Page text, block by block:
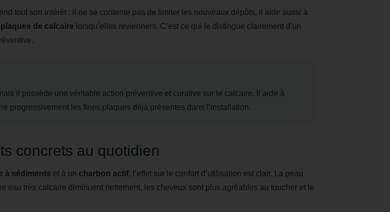
tout son intérêt : il ne se contente pas de limiter les nouveaux dépôts, il aide aussi à
de calcaire lorsqu’elles reviennent. C’est ce qui le distingue clairement d’un
il possède une véritable action préventive et curative sur le calcaire. Il aide à
progressivement les fines plaques déjà présentes dans l’installation.
concrets au quotidien
à sédiments et à un charbon actif, l’effet sur le confort d’utilisation est clair. La peau
eau très calcaire diminuent nettement, les cheveux sont plus agréables au toucher et le